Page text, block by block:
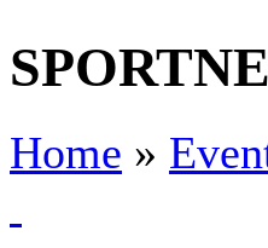
Home »